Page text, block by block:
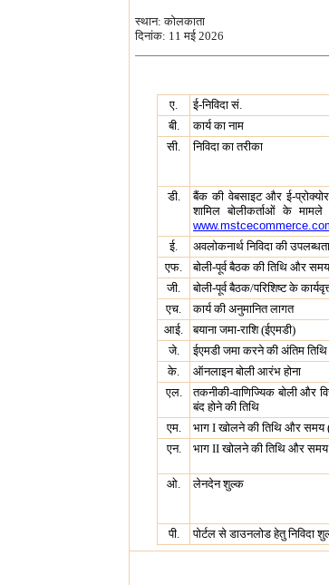
स्थान: कोलकाता
दिनांक: 11 मई 2026
ए. ई-निविदा सं.
बी.
कार्य का नाम
सी.
निविदा का तरीका
डी.
बैंक की वेबसाइट और ई-
शामिल बोलीकर्ताओं के मामले
ई. अवलोकनार्थ निविदा की उपलब्धता
एफ.
बोली-पूर्व बैठक की तिथि और समय
जी.
बोली-पूर्व बैठक/परिशिष्ट के
एच.
कार्य की अनुमानित लागत
आई.
बयाना जमा-राशि (ईएमडी)
जे.
ईएमडी जमा करने की अंतिम
के.
ऑनलाइन बोली आरंभ होना
एल.
तकनीकी-वाणिज्यिक बोली और
बंद होने की तिथि
एम. भाग I खोलने की तिथि और समय
एन.
भाग II खोलने की तिथि और समय
ओ.
लेनदेन शुल्क
पी.
पोर्टल से डाउनलोड हेतु निविदा